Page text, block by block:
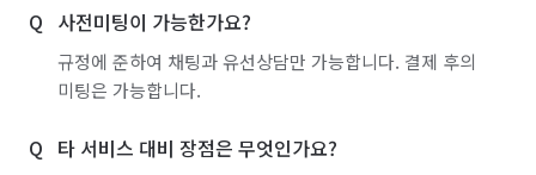
사전미팅이 가능한가요?
규정에 준하여 채팅과 유선상담만 가능합니다. 결제 후의
미팅은 가능합니다.
타 서비스 대비 장점은 무엇인가요?